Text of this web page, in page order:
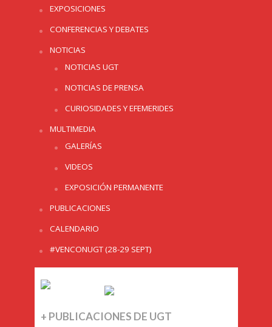
EXPOSICIONES
CONFERENCIAS Y DEBATES
NOTICIAS
NOTICIAS UGT
NOTICIAS DE PRENSA
CURIOSIDADES Y EFEMERIDES
MULTIMEDIA
GALERÍAS
VIDEOS
EXPOSICIÓN PERMANENTE
PUBLICACIONES
CALENDARIO
#VENCONUGT (28-29 SEPT)
+ PUBLICACIONES DE UGT